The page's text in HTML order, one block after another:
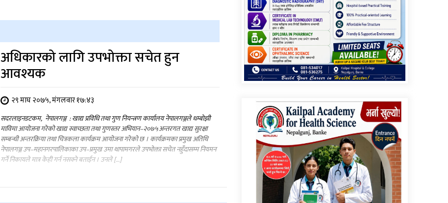
अधिकारको लागि उपभोक्ता सचेत हुन
आवश्यक
२९ माघ २०७५, मंगलवार १७:४३
सदरलाइनडटकम, नेपालगञ्ज : खाद्य प्रविधि तथा गुण नियन्त्रण कार्यालय नेपालगञ्जले धम्बोझी
माविमा आयोजना गरेको खाद्य स्वाच्छता तथा गुणस्तर अभियान–२०७५अन्तरगत खाद्य सुरक्षा
सम्बन्धी अन्तरक्रिया तथा चित्रकला कार्यक्रम आयोजना गरेको छ । कार्यक्रमका प्रमुख अतिथि
नेपालगञ्ज उप–महानगरपालिकाका उप–प्रमुख उमा थापामगरले उपभोक्ता सचेत नहुँदासम्म नियमन
गर्ने निकायले मात्र केही गर्न नसक्ने बताईन । उनले […]